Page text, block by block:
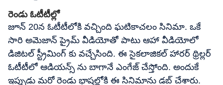
రెండు ఓటీటీల్లో
జూన్ 20న ఓటీటీలోకి వచ్చింది ఘటికాచలం సినిమా. ఒకే
సారి అమెజాన్ ప్రైమ్ వీడియోతో పాటు ఆహా వీడియోలో
డిజిటల్ స్ట్రీమింగ్ కు వచ్చేసింది. ఈ సైకలాజికల్ హారర్ థ్రిల్లర్
ఓటీటీలో ఆడియన్స్ ను బాగానే ఎంగేజ్ చేస్తోంది. అందుకే
ఇప్పుడు మరో రెండు భాషల్లోకి ఈ సినిమాను డబ్ చేశారు.